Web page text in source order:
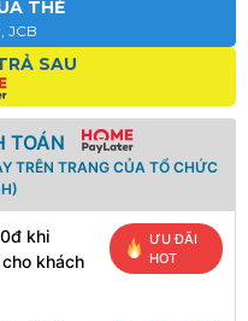
THẺ
JCB
SAU
TOÁN
TRÊN TRANG CỦA TỔ CHỨC
khi
khách
ƯU ĐÃI
HOT